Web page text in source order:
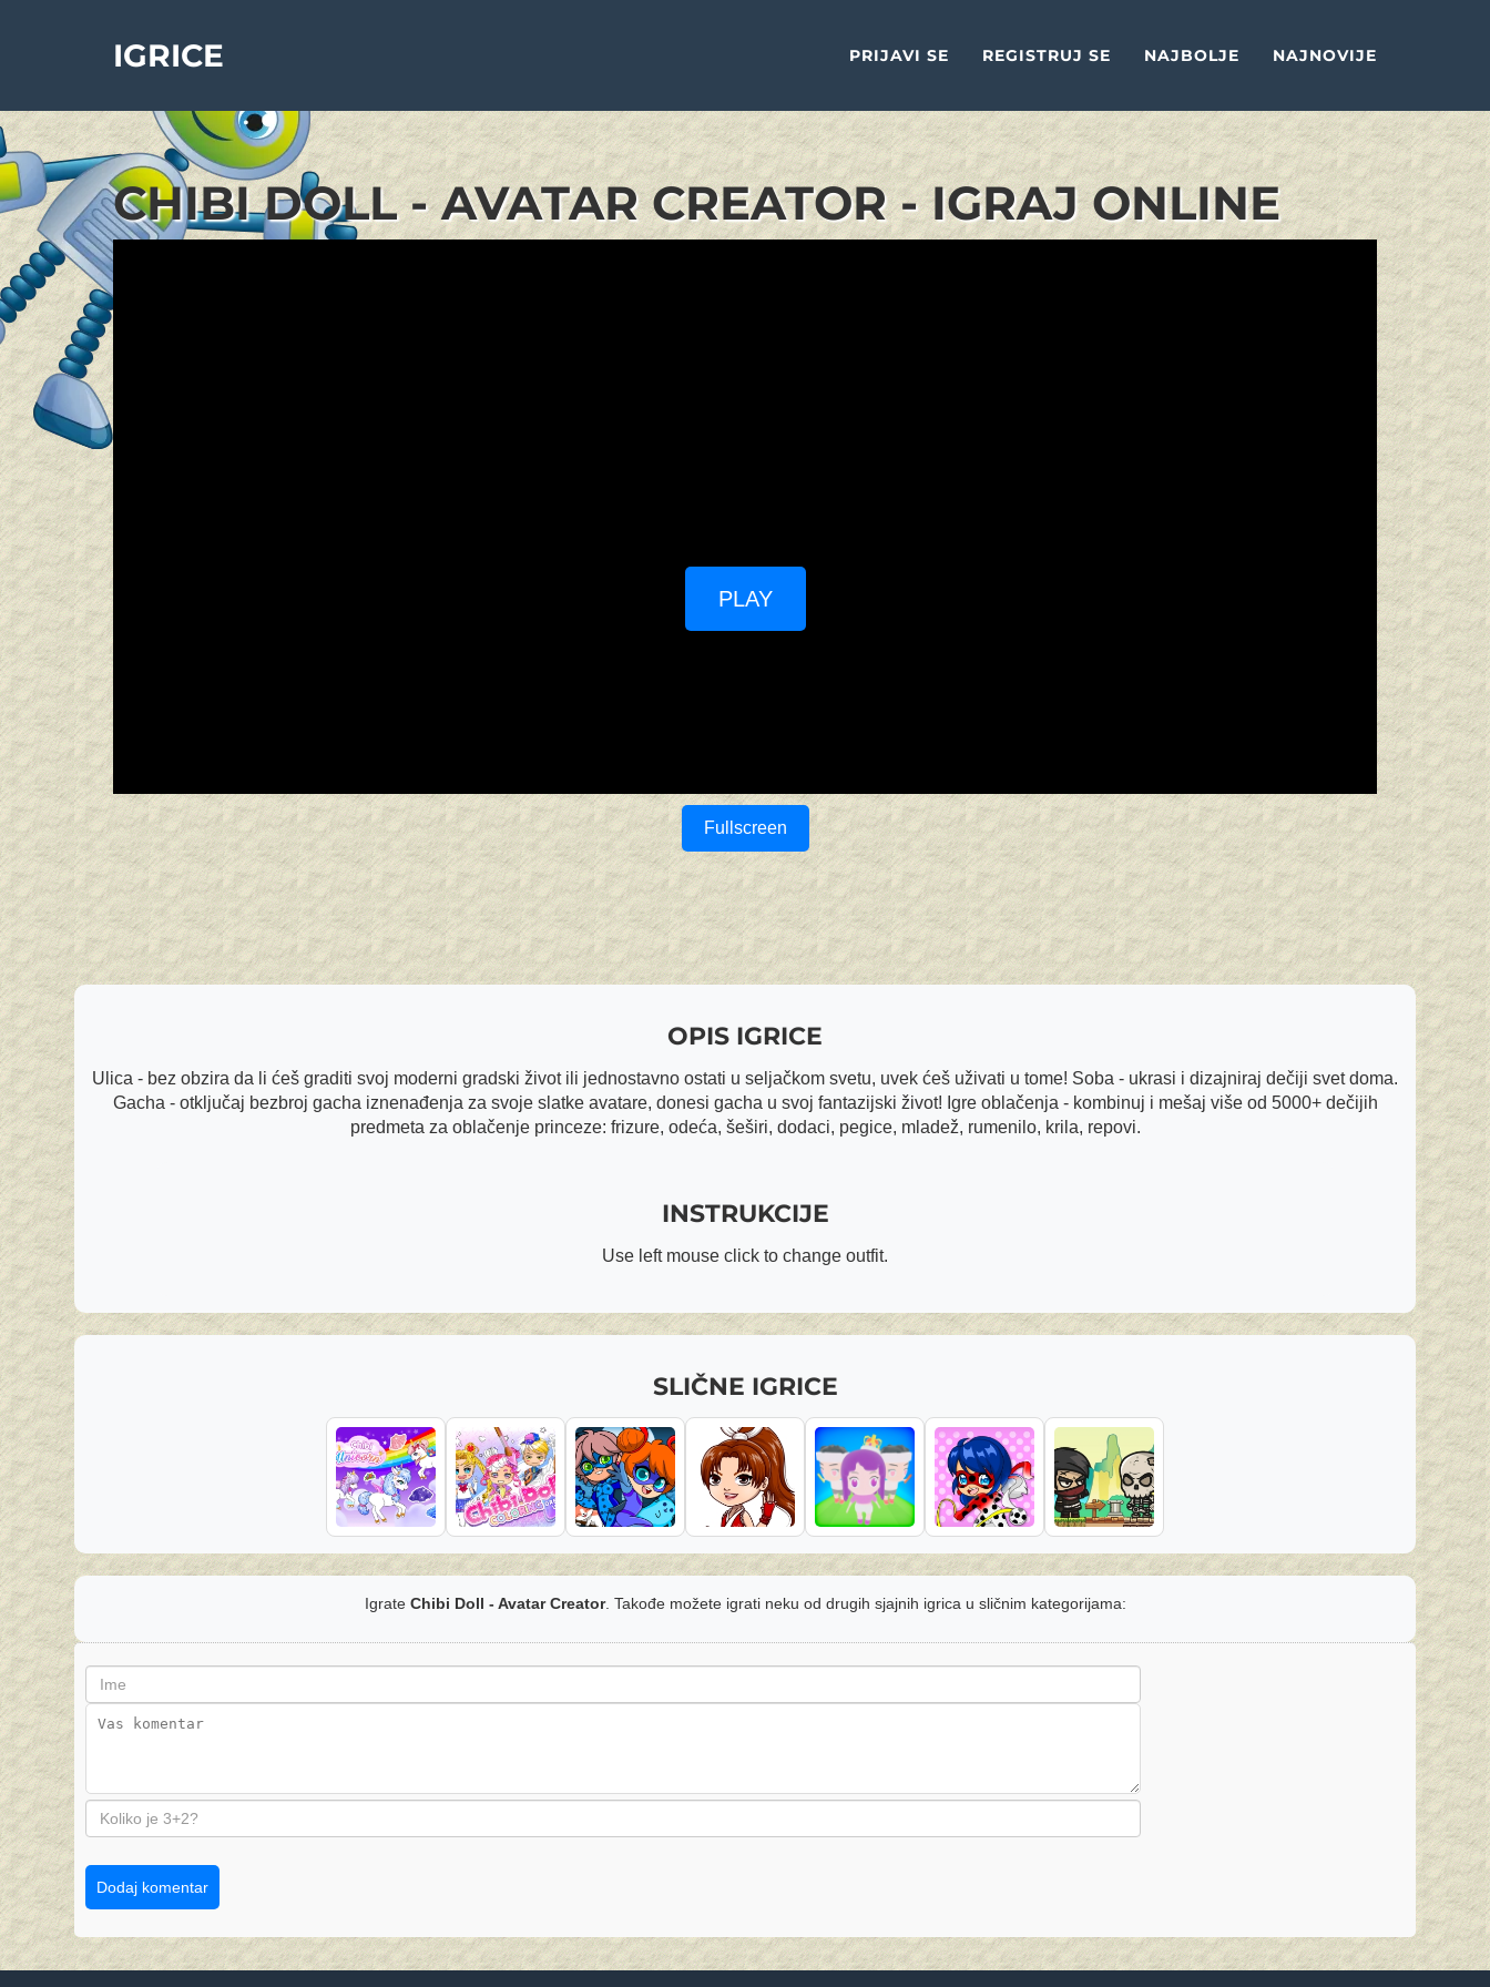
IGRICE PRIJAVI SE REGISTRUJ SE NAJBOLJE NAJNOVIJE
CHIBI DOLL - AVATAR CREATOR - IGRAJ ONLINE
PLAY
Fullscreen
OPIS IGRICE
Ulica - bez obzira da li ćeš graditi svoj moderni gradski život ili jednostavno ostati u seljačkom svetu, uvek ćeš uživati u tome! Soba - ukrasi i dizajniraj dečiji svet doma.
Gacha - otključaj bezbroj gacha iznenađenja za svoje slatke avatare, donesi gacha u svoj fantazijski život! Igre oblačenja - kombinuj i mešaj više od 5000+ dečijih
predmeta za oblačenje princeze: frizure, odeća, šeširi, dodaci, pegice, mladež, rumenilo, krila, repovi.
INSTRUKCIJE
Use left mouse click to change outfit.
SLIČNE IGRICE
Igrate Chibi Doll - Avatar Creator. Takođe možete igrati neku od drugih sjajnih igrica u sličnim kategorijama:
Dodaj komentar